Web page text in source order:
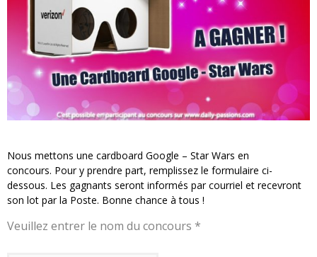
Assassin's Creed Black Flag Resynced
Yoshi and the mysterious book
Nous mettons une cardboard Google – Star Wars en
concours. Pour y prendre part, remplissez le formulaire ci-
dessous. Les gagnants seront informés par courriel et recevront
son lot par la Poste. Bonne chance à tous !
Veuillez entrer le nom du concours *